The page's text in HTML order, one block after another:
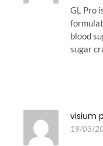
GL Pro
blood
sugar
visium
19/03/